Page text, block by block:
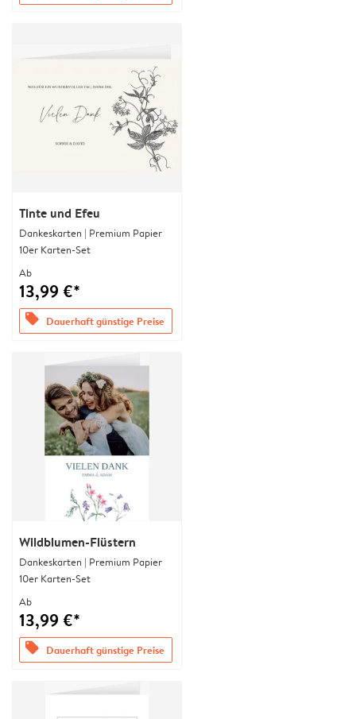
Tinte und Efeu
Dankeskarten | Premium Papier
10er Karten-Set
Ab
13,99 €*
offers Dauerhaft günstige Preise
Wildblumen-Flüstern
Dankeskarten | Premium Papier
10er Karten-Set
Ab
13,99 €*
offers Dauerhaft günstige Preise